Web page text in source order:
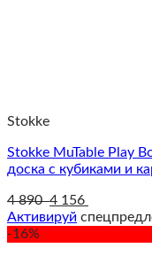
Stokke
Stokke MuTable Play
доска с кубиками и
4 890 4 156
Активируй
-16%